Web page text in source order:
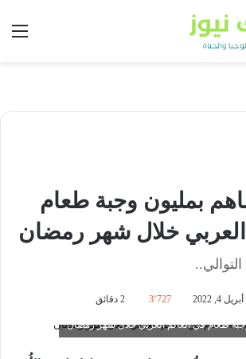
بمليون وجبة طعام
العربي خلال شهر رمضان
أبريل 4, 2022 3٬727
طعام في العالم العربي خلال شهر رمضان